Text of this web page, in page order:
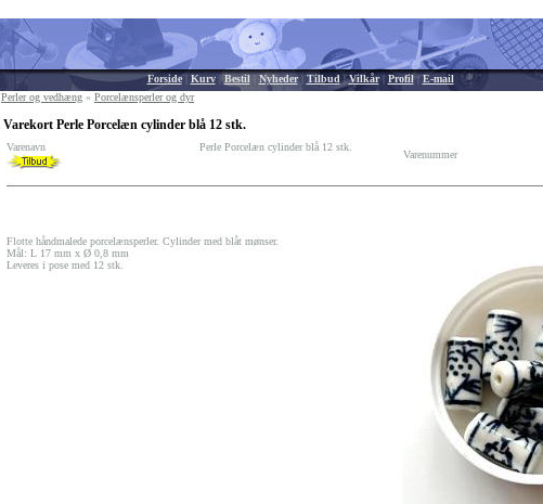
Forside| Kurv| Bestil| Nyheder| Tilbud |Vilkår| Profil| E-mail
Perler og vedhæng » Porcelænsperler og dyr
Varekort Perle Porcelæn cylinder blå 12 stk.
Varenavn Perle Porcelæn cylinder blå 12 stk.
Varenummer
Flotte håndmalede porcelænsperler. Cylinder med blåt mønser.
Mål: L 17 mm x Ø 0,8 mm
Leveres i pose med 12 stk.